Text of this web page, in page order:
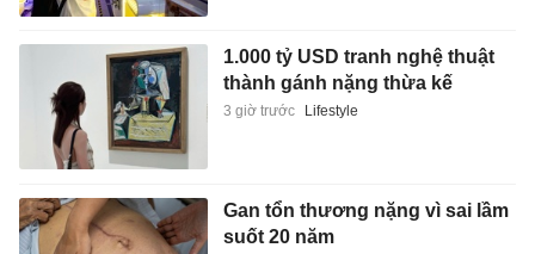
1.000 tỷ USD tranh nghệ thuật
thành gánh nặng thừa kế
3 giờ trước Lifestyle
Gan tổn thương nặng vì sai lầm
suốt 20 năm